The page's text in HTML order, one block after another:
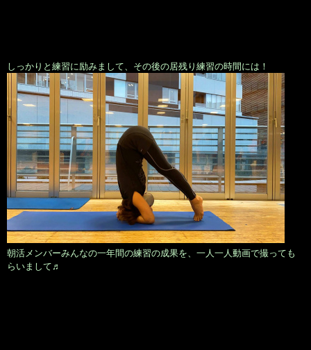
しっかりと練習に励みまして、その後の居残り練習の時間には！
朝活メンバーみんなの一年間の練習の成果を、一人一人動画で撮っても
らいまして♬